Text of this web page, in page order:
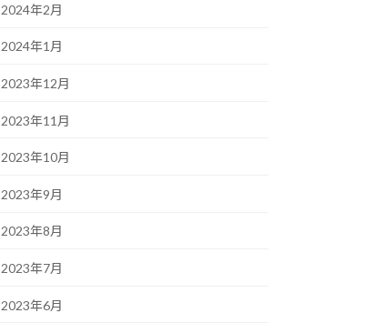
2024年2月
2024年1月
2023年12月
2023年11月
2023年10月
2023年9月
2023年8月
2023年7月
2023年6月